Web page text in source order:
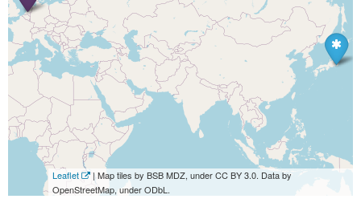
Leaflet
| Map tiles by BSB MDZ, under CC BY 3.0. Data by
OpenStreetMap, under ODbL.